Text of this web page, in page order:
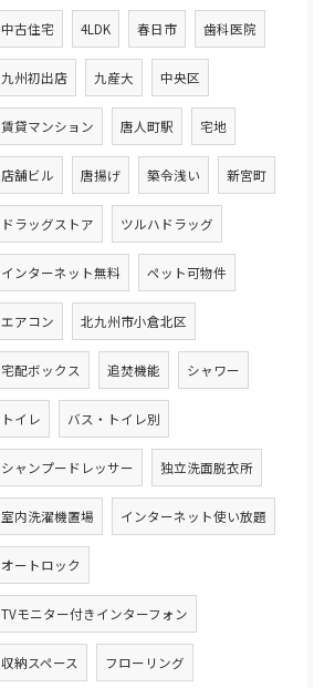
中古住宅 4LDK 春日市 歯科医院
九州初出店 九産大 中央区
賃貸マンション 唐人町駅 宅地
店舗ビル 唐揚げ 築令浅い 新宮町
ドラッグストア ツルハドラッグ
インターネット無料 ペット可物件
エアコン 北九州市小倉北区
宅配ボックス 追焚機能 シャワー
トイレ バス・トイレ別
シャンプードレッサー 独立洗面脱衣所
室内洗濯機置場 インターネット使い放題
オートロック
TVモニター付きインターフォン
収納スペース フローリング